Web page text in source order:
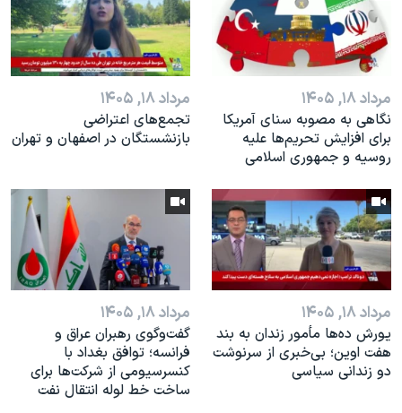
نرگس محمدی برنده جایزه نوبل صلح
همایش محافظه‌کاران آمریکا «سی‌پک»
صفحه‌های ویژه
سفر پرزیدنت ترامپ به چین
مرداد ۱۸, ۱۴۰۵
نگاهی به مصوبه سنای آمریکا
برای افزایش تحریم‌ها علیه
روسیه و جمهوری اسلامی
مرداد ۱۸, ۱۴۰۵
تجمع‌های اعتراضی
بازنشستگان در اصفهان و تهران
مرداد ۱۸, ۱۴۰۵
یورش ده‌ها مأمور زندان به بند
هفت اوین؛ بی‌خبری از سرنوشت
دو زندانی سیاسی
مرداد ۱۸, ۱۴۰۵
گفت‌وگوی رهبران عراق و
فرانسه؛ توافق بغداد با
کنسرسیومی از شرکت‌ها برای
ساخت خط لوله انتقال نفت